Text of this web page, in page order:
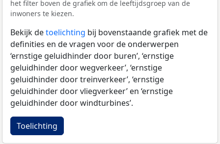
het filter boven de grafiek om de leeftijdsgroep van de
inwoners te kiezen.
Bekijk detoelichting bij bovenstaande grafiek met de
definities en de vragen voor de onderwerpen
‘ernstige geluidhinder door buren’, ‘ernstige
geluidhinder door wegverkeer’, ‘ernstige
geluidhinder door treinverkeer’, ‘ernstige
geluidhinder door vliegverkeer’ en ‘ernstige
geluidhinder door windturbines’.
Toelichting